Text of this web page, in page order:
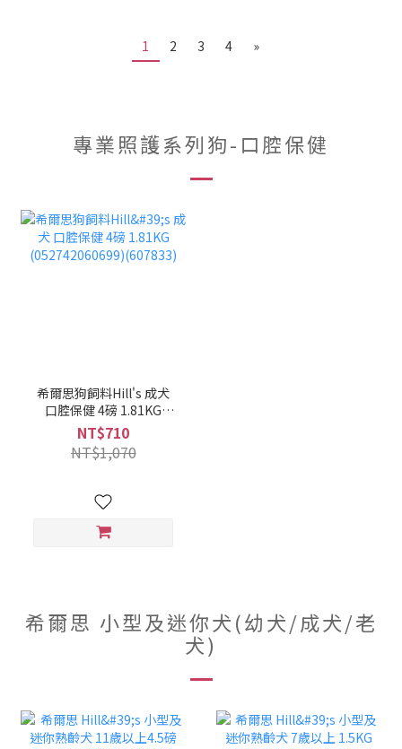
1 2 3 4 »
專業照護系列狗-口腔保健
希爾思狗飼料Hill's 成犬
口腔保健 4磅 1.81KG
(052742060699)(607833)
NT$710
NT$1,070
希爾思 小型及迷你犬(幼犬/成犬/老
犬)